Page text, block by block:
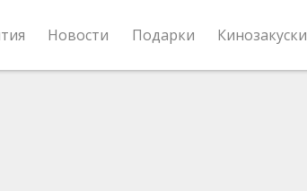
Новости Подарки Кинозакуски